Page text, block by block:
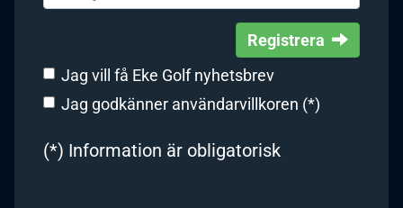
Registrera
Jag vill få Eke Golf nyhetsbrev
Jag godkänner användarvillkoren (*)
(*) Information är obligatorisk